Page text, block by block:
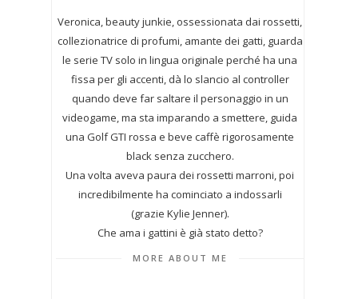
Veronica, beauty junkie, ossessionata dai rossetti,
collezionatrice di profumi, amante dei gatti, guarda
le serie TV solo in lingua originale perché ha una
fissa per gli accenti, dà lo slancio al controller
quando deve far saltare il personaggio in un
videogame, ma sta imparando a smettere, guida
una Golf GTI rossa e beve caffè rigorosamente
black senza zucchero.
Una volta aveva paura dei rossetti marroni, poi
incredibilmente ha cominciato a indossarli
(grazie Kylie Jenner).
Che ama i gattini è già stato detto?
MORE ABOUT ME